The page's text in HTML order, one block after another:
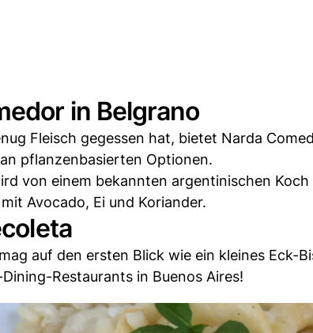
in Belgrano
Fleisch gegessen hat, bietet Narda
pflanzenbasierten Optionen.
von einem bekannten argentinischen
Avocado, Ei und Koriander.
auf den ersten Blick wie ein kleines Eck-
Restaurants in Buenos Aires!